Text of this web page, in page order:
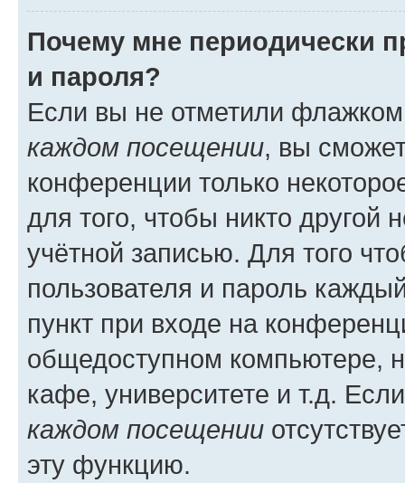
Почему мне периодически
и пароля?
Если вы не отметили
каждом посещении, вы
конференции только
для того, чтобы никто другой
учётной записью. Для того
пользователя и пароль
пункт при входе на
общедоступном компьютере,
кафе, университете и т.д.
каждом посещении
эту функцию.